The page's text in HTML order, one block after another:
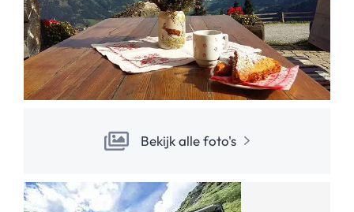
Bekijk alle foto's